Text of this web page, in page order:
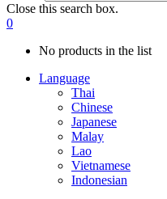
Close this search box.
0
No products in the list
Language
Thai
Chinese
Japanese
Malay
Lao
Vietnamese
Indonesian